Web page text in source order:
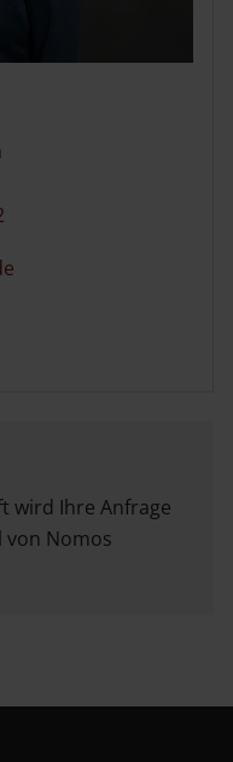
wird Ihre Anfrage
von Nomos